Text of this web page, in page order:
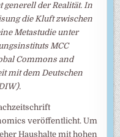
generell der Realität. In
die Kluft zwischen
Metastudie unter
MCC
Commons and
mit dem Deutschen
veröffentlicht. Um
Haushalte mit hohen